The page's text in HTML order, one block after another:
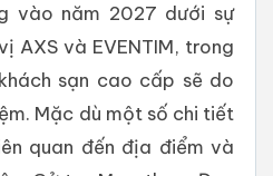
vào năm 2027 dưới sự
AXS và EVENTIM, trong
sạn cao cấp sẽ do
Mặc dù một số chi tiết
quan đến địa điểm và